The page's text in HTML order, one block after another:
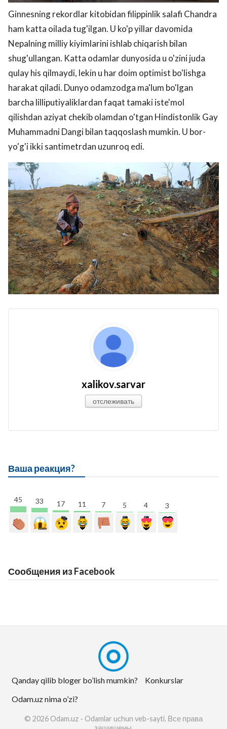
Ginnesning rekordlar kitobidan filippinlik salafi Chandra
ham katta oilada tug'ilgan. U ko'p yillar davomida
Nepalning milliy kiyimlarini ishlab chiqarish bilan
shug'ullangan. Katta odamlar dunyosida u o'zini juda
qulay his qilmaydi, lekin u har doim optimist bo'lishga
harakat qiladi. Dunyo odamzodga ma'lum bo'lgan
barcha lilliputiyaliklardan faqat tamaki iste'mol
qilishdan aziyat chekib olamdan o'tgan Hindistonlik Gay
Muhammadni Dangi bilan taqqoslash mumkin. U bor-
yo'g'i ikki santimetrdan uzunroq edi.
xalikov.sarvar
отслеживать
Ваша реакция?
45 33 17 11 7 5 4 3
Сообщения из Facebook
Qanday qilib bloger bo’lish mumkin?
Konkurslar
Odam.uz nima o’zi?
© 2026 Odam.uz - Odamlar uchun veb-sayti. Все права